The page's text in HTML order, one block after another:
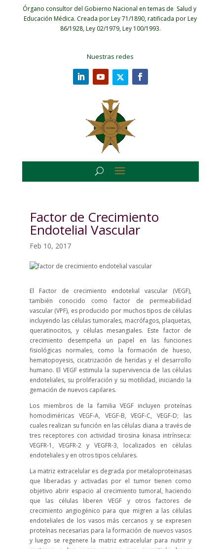
Órgano consultor del Gobierno Nacional en temas de Salud y
Educación Médica. Creada por Ley 71/1890, ratificada por Ley
86/1928, Ley 02/1979, Ley 100/1993.
Nuestras redes
Factor de Crecimiento
Endotelial Vascular
Feb 10, 2017
El Factor de crecimiento endotelial vascular (VEGF),
también conocido como factor de permeabilidad
vascular (VPF), es producido por muchos tipos de células
incluyendo las células tumorales, macrófagos, plaquetas,
queratinocitos, y células mesangiales. Este factor de
crecimiento desempeña un papel en las funciones
fisiológicas normales, como la formación de hueso,
hematopoyesis, cicatrización de heridas y el desarrollo
humano. El VEGF estimula la supervivencia de las células
endoteliales, su proliferación y su motilidad, iniciando la
gemación de nuevos capilares.
Los miembros de la familia VEGF incluyen proteínas
homodiméricas VEGF-A, VEGF-B, VEGF-C, VEGF-D; las
cuales realizan su función en las células diana a través de
tres receptores con actividad tirosina kinasa intrínseca:
VEGFR-1, VEGFR-2 y VEGFR-3, localizados en células
endoteliales y en otros tipos celulares.
La matriz extracelular es degrada por metaloproteinasas
que liberadas y activadas por el tumor tienen como
objetivo abrir espacio al crecimiento tumoral, haciendo
que las células liberen VEGF y otros factores de
crecimiento angiogénico para que migren a las células
endoteliales de los vasos más cercanos y se expresen
proteínas necesarias para la formación de nuevos vasos
y luego se regenere la matriz extracelular para nutrir y